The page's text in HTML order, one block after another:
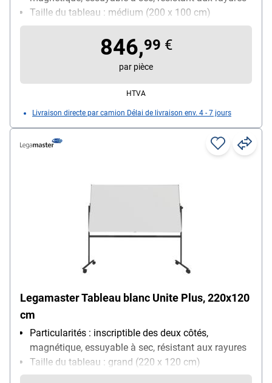
Taille du tableau : médium (200 x 100 cm)
Utilisation : utilisation quotidienne
846,99 €
par pièce
HTVA
Livraison directe par camion Délai de livraison env. 4 - 7 jours
Legamaster Tableau blanc Unite Plus, 220x120
cm
Particularités : inscriptible des deux côtés,
magnétique, essuyable à sec, résistant aux rayures
Taille du tableau : grand (220 x 120 cm)
Utilisation : utilisation quotidienne